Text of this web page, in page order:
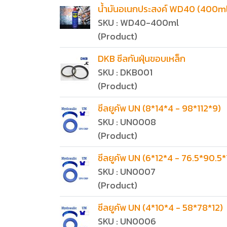
น้ำมันอเนกประสงค์ WD40
SKU : WD40-400ml
(Product)
DKB ซีลกันฝุ่นขอบเหล็ก
SKU : DKB001
(Product)
ซีลยูคัพ UN (8*14*4 - 98*112*9)
SKU : UN0008
(Product)
ซีลยูคัพ UN (6*12*4 -
SKU : UN0007
(Product)
ซีลยูคัพ UN (4*10*4 - 58*78*12)
SKU : UN0006